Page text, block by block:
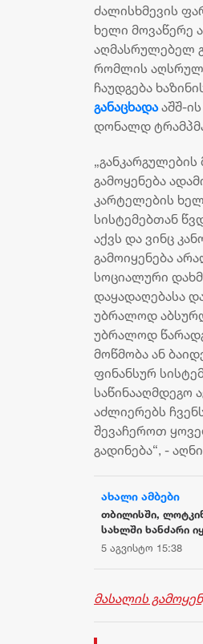
ძალისხმევის
ხელი მოვაწერე
აღმასრულებელ
რომლის
ჩაუდგება
განაცხადააშშ-
დონალდ
გამოყენება
კარტელების
სისტემებთან
აქვს და ვინც
გამოიყენება
სოციალური
დაყადაღებასა
უბრალოდ
უბრალოდ
მოწმობა ან
ფინანსურ
საწინააღმდეგო
აძლიერებს
შევაჩეროთ
გადინება“, -
ახალი ამბები
თბილისში,
სახლში ხანძარი
ადამიანი
5 აგვისტო 15:38
მასალის